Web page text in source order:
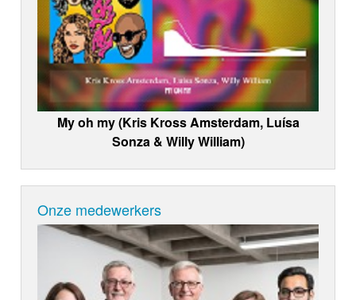
My oh my (Kris Kross Amsterdam, Luísa
Sonza & Willy William)
Onze medewerkers